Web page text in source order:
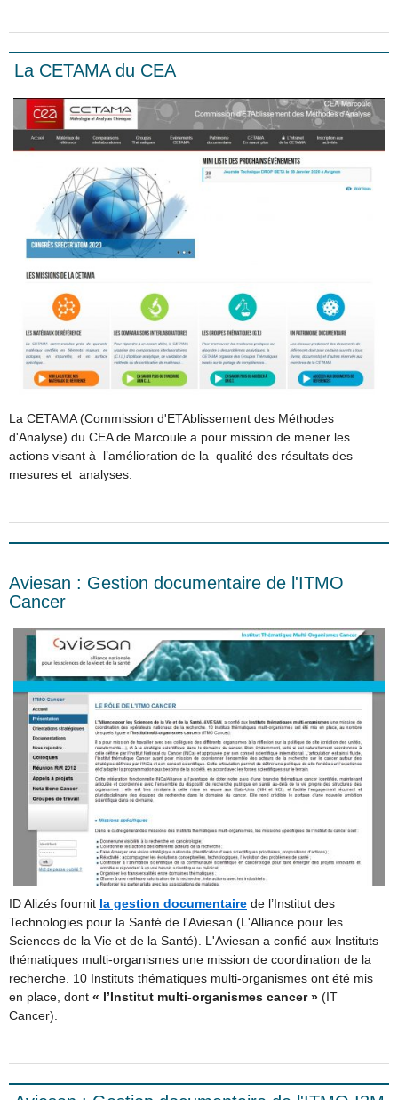
La CETAMA du CEA
La CETAMA (Commission d'ETAblissement des Méthodes
d'Analyse) du CEA de Marcoule a pour mission de mener les
actions visant à l’amélioration de la qualité des résultats des
mesures et analyses.
Aviesan : Gestion documentaire de l'ITMO
Cancer
ID Alizés fournit la gestion documentaire de l’Institut des
Technologies pour la Santé de l'Aviesan (L'Alliance pour les
Sciences de la Vie et de la Santé). L'Aviesan a confié aux Instituts
thématiques multi-organismes une mission de coordination de la
recherche. 10 Instituts thématiques multi-organismes ont été mis
en place, dont « l’Institut multi-organismes cancer» (IT
Cancer).